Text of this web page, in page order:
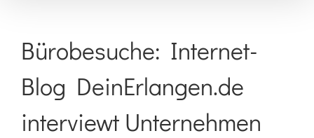
Bürobesuche: Internet-
Blog DeinErlangen.de
interviewt Unternehmen